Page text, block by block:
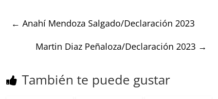
← Anahí Mendoza Salgado/Declaración 2023
Martin Diaz Peñaloza/Declaración 2023 →
También te puede gustar